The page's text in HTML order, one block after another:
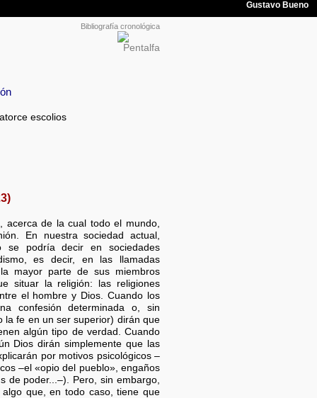
Bibliografía cronológica
escolios
de la cual todo el mundo,
En nuestra sociedad actual,
se podría decir en sociedades
es decir, en las llamadas
mayor parte de sus miembros
situar la religión: las religiones
el hombre y Dios. Cuando los
confesión determinada o, sin
la fe en un ser superior) dirán que
algún tipo de verdad. Cuando
Dios dirán simplemente que las
por motivos psicológicos –
–el «opio del pueblo», engaños
de poder...–). Pero, sin embargo,
que, en todo caso, tiene que